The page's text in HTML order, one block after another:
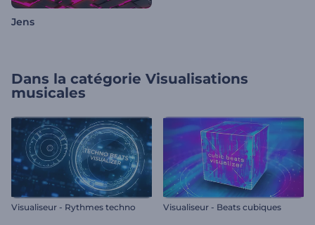
Jens
Dans la catégorie Visualisations
musicales
Visualiseur - Rythmes techno Visualiseur - Beats cubiques